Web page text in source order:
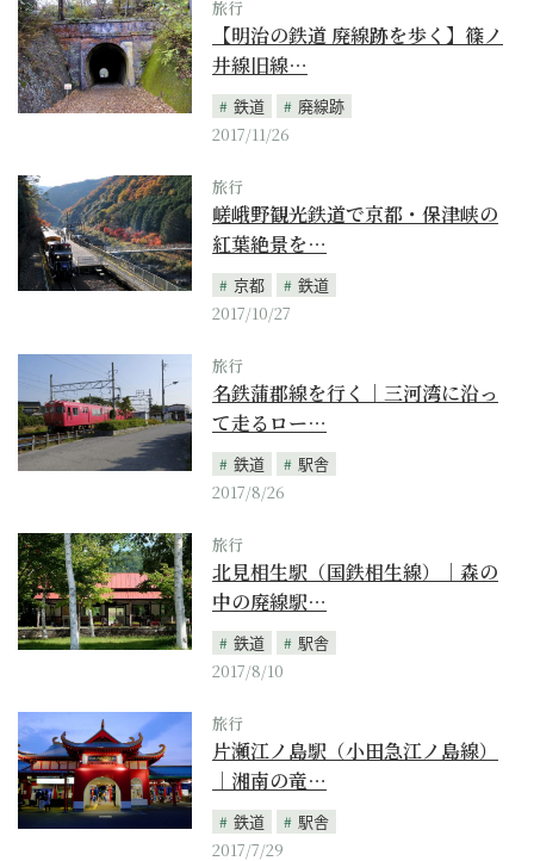
旅行
【明治の鉄道 廃線跡を歩く】篠ノ
井線旧線…
鉄道
廃線跡
2017/11/26
旅行
嵯峨野観光鉄道で京都・保津峡の
紅葉絶景を…
京都
鉄道
2017/10/27
旅行
名鉄蒲郡線を行く｜三河湾に沿っ
て走るロー…
鉄道
駅舎
2017/8/26
旅行
北見相生駅（国鉄相生線）｜森の
中の廃線駅…
鉄道
駅舎
2017/8/10
旅行
片瀬江ノ島駅（小田急江ノ島線）
｜湘南の竜…
鉄道
駅舎
2017/7/29